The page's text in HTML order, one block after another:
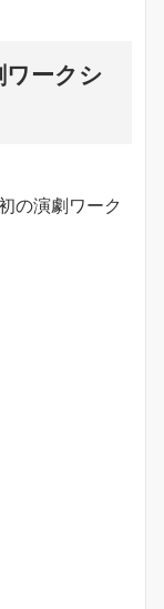
ークシ
の演劇ワーク